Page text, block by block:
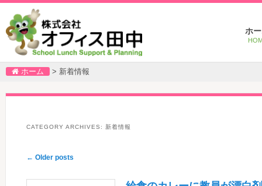
Main
menuSkip
to
Skip
to
ホ
ホーム > 新着情報
CATEGORY ARCHIVES: 新着情報
Post
← Older posts